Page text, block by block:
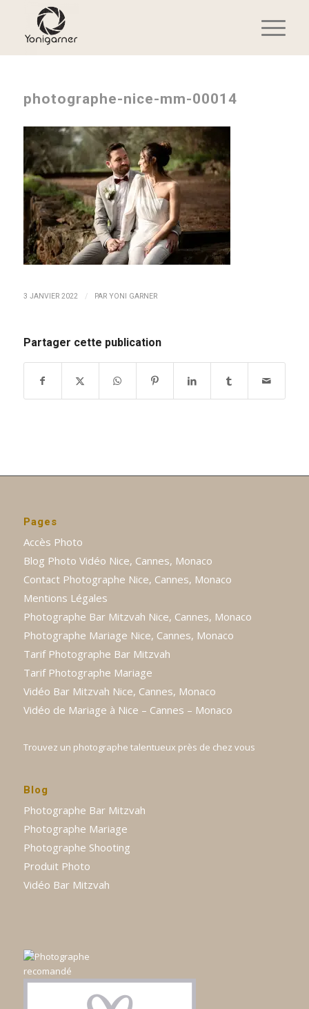
photographe-nice-mm-00014
3 JANVIER 2022 / PAR YONI GARNER
Partager cette publication
Pages
Accès Photo
Blog Photo Vidéo Nice, Cannes, Monaco
Contact Photographe Nice, Cannes, Monaco
Mentions Légales
Photographe Bar Mitzvah Nice, Cannes, Monaco
Photographe Mariage Nice, Cannes, Monaco
Tarif Photographe Bar Mitzvah
Tarif Photographe Mariage
Vidéo Bar Mitzvah Nice, Cannes, Monaco
Vidéo de Mariage à Nice – Cannes – Monaco
Trouvez un photographe talentueux près de chez vous
Blog
Photographe Bar Mitzvah
Photographe Mariage
Photographe Shooting
Produit Photo
Vidéo Bar Mitzvah